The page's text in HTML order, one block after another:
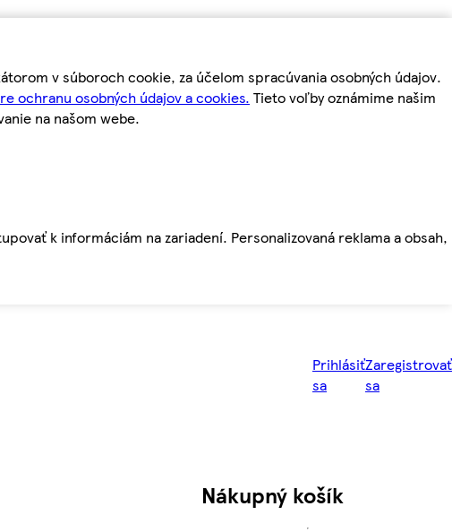
v súboroch cookie, za účelom spracúvania osobných údajov.
ochranu osobných údajov a cookies. Tieto voľby oznámime našim
na našom webe.
k informáciám na zariadení. Personalizovaná reklama a obsah,
Prihlásiť
sa
Zaregistrovať
sa
Nákupný košík